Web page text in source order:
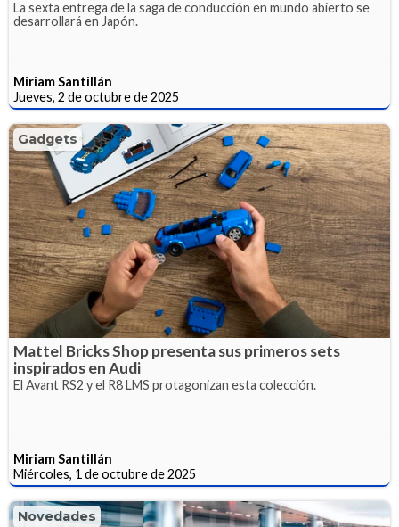
La sexta entrega de la saga de conducción en mundo abierto se
desarrollará en Japón.
Miriam Santillán
Jueves, 2 de octubre de 2025
Gadgets
Mattel Bricks Shop presenta sus primeros sets
inspirados en Audi
El Avant RS2 y el R8 LMS protagonizan esta colección.
Miriam Santillán
Miércoles, 1 de octubre de 2025
Novedades